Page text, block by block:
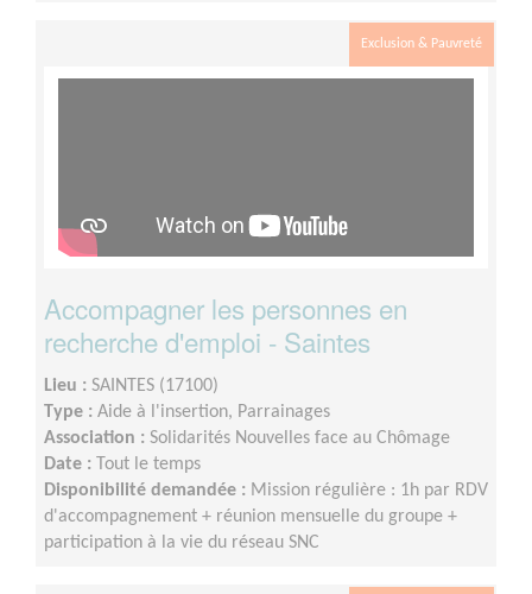
Exclusion & Pauvreté
Accompagner les personnes en
recherche d'emploi - Saintes
Lieu : SAINTES (17100)
Type : Aide à l'insertion, Parrainages
Association : Solidarités Nouvelles face au Chômage
Date :
Tout le temps
Disponibilité demandée : Mission régulière : 1h par RDV
d'accompagnement + réunion mensuelle du groupe +
participation à la vie du réseau SNC